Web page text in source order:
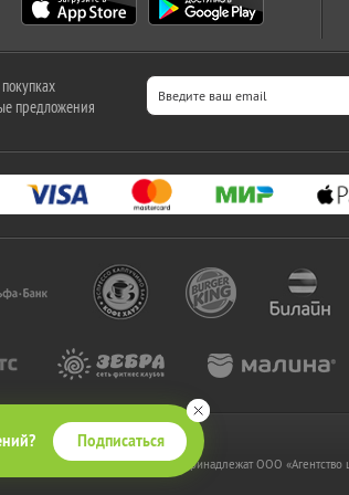
Подписаться
предложения
защищены.
и на сайт www.kupikupon.ru принадлежат OOO